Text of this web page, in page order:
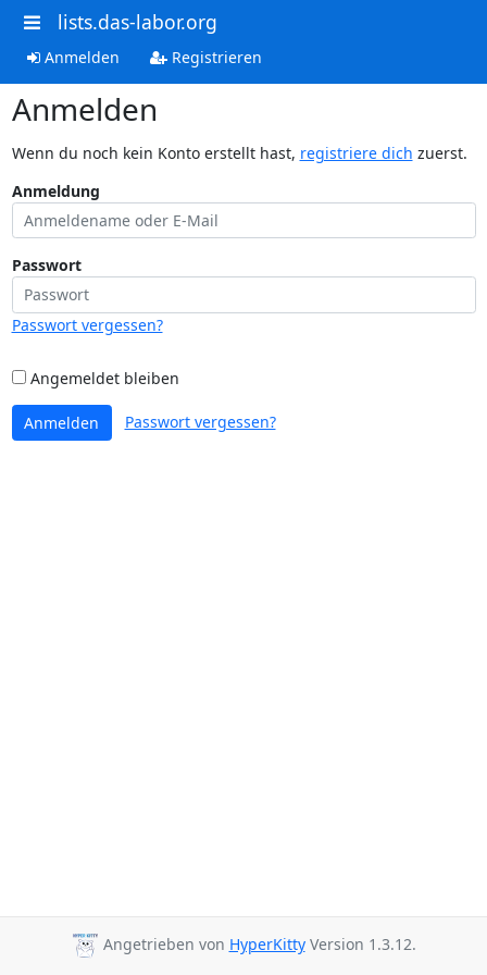
lists.das-labor.org
Anmelden Registrieren
Anmelden
Wenn du noch kein Konto erstellt hast, registriere dich zuerst.
Anmeldung
Passwort
Passwort vergessen?
Angemeldet bleiben
Anmelden Passwort vergessen?
Angetrieben von HyperKittyVersion 1.3.12.